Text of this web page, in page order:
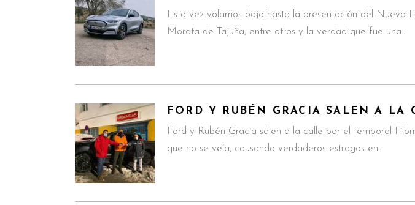
Esta vez volamos bajo hasta la presentación del Nuevo
Morata de Tajuña, entre otros y la verdad que fue una…
FORD Y RUBÉN GRACIA SALEN A LA
Ford y Rubén Gracia salen a la calle por el temporal
que no se veía, causando verdaderos estragos en…